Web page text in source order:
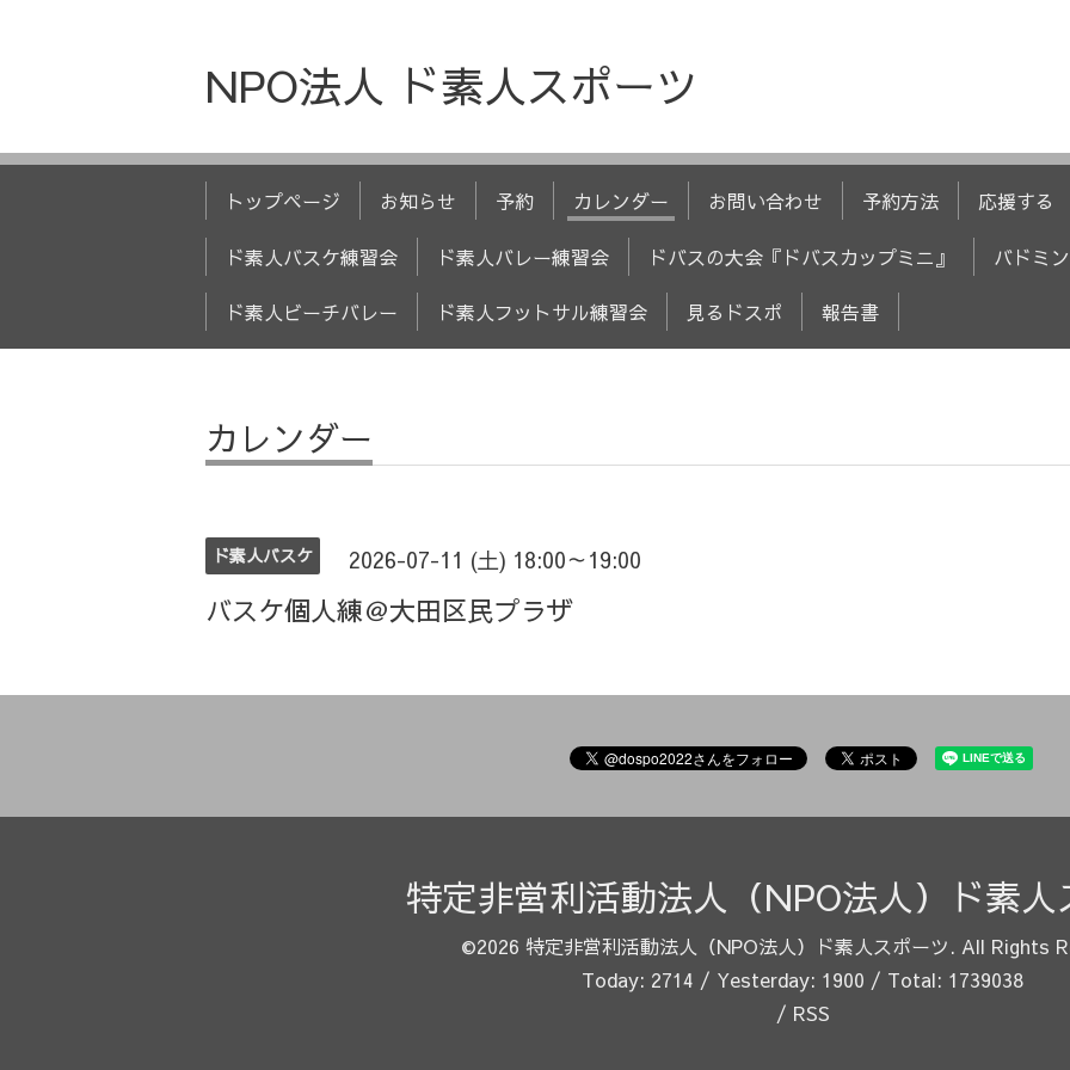
NPO法人 ド素人スポーツ
トップページ お知らせ 予約 カレンダー お問い合わせ 予約方法 応援する
ド素人バスケ練習会 ド素人バレー練習会 ドバスの大会『ドバスカップミニ』 バドミ
ド素人ビーチバレー ド素人フットサル練習会 見るドスポ 報告書
カレンダー
ド素人バスケ 2026-07-11 (土) 18:00～19:00
バスケ個人練＠大田区民プラザ
特定非営利活動法人（NPO法人）ド素人
©2026 特定非営利活動法人（NPO法人）ド素人スポーツ. All Rights
Today: 2714 / Yesterday: 1900 / Total: 1739038
/ RSS